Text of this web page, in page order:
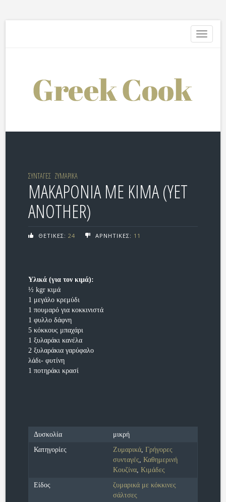
Toggle
ΣΥΝΤΑΓΕΣ ΖΥΜΑΡΙΚΑ
ΜΑΚΑΡΟΝΙΑ ΜΕ ΚΙΜΑ (YET
ANOTHER)
ΘΕΤΙΚΕΣ: 24 ΑΡΝΗΤΙΚΕΣ: 11
Υλικά (για τον κιμά):
½ kgr κιμά
1 μεγάλο κρεμύδι
1 πουμαρό για κοκκινιστά
1 φυλλο δάφνη
5 κόκκους μπαχάρι
1 ξυλαράκι κανέλα
2 ξυλαράκια γαρύφαλο
λάδι- φυτίνη
1 ποτηράκι κρασί
Δυσκολία
μικρή
Κατηγορίες
Ζυμαρικά, Γρήγορες
συνταγές, Καθημερινή
Κουζίνα, Κιμάδες
Είδος
ζυμαρικά με κόκκινες
σάλτσες